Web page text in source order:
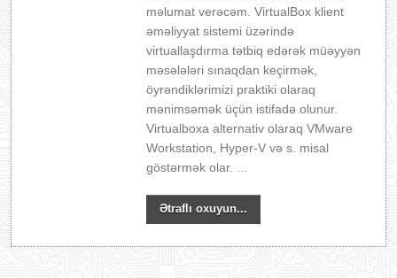
məlumat verəcəm. VirtualBox klient
əməliyyat sistemi üzərində
virtuallaşdırma tətbiq edərək müəyyən
məsələləri sınaqdan keçirmək,
öyrəndiklərimizi praktiki olaraq
mənimsəmək üçün istifadə olunur.
Virtualboxa alternativ olaraq VMware
Workstation, Hyper-V və s. misal
göstərmək olar. ...
Ətraflı oxuyun...